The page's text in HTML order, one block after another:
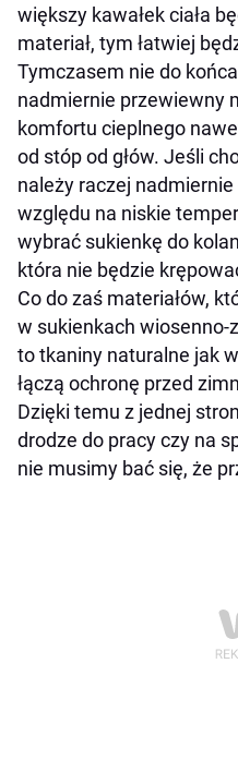
większy kawałek ciała
materiał, tym łatwiej
Tymczasem nie do
nadmiernie przewiewny
komfortu cieplnego
od stóp od głów. Jeśli
należy raczej
względu na niskie
wybrać sukienkę do
która nie będzie
Co do zaś materiałów,
w sukienkach
to tkaniny naturalne jak
łączą ochronę przed
Dzięki temu z jednej
drodze do pracy czy na
nie musimy bać się, że